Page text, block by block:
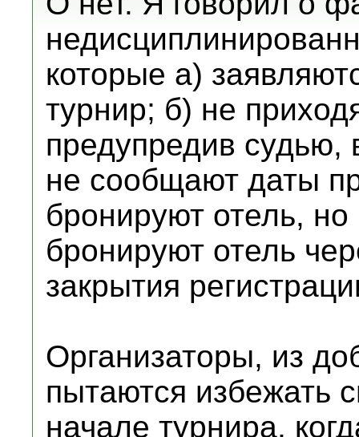
которые а)
турнир; б) не
предупредив судью,
не сообщают даты
бронируют отель,
бронируют отель
закрытия
Организаторы, из
пытаются избежать
начале турнира,